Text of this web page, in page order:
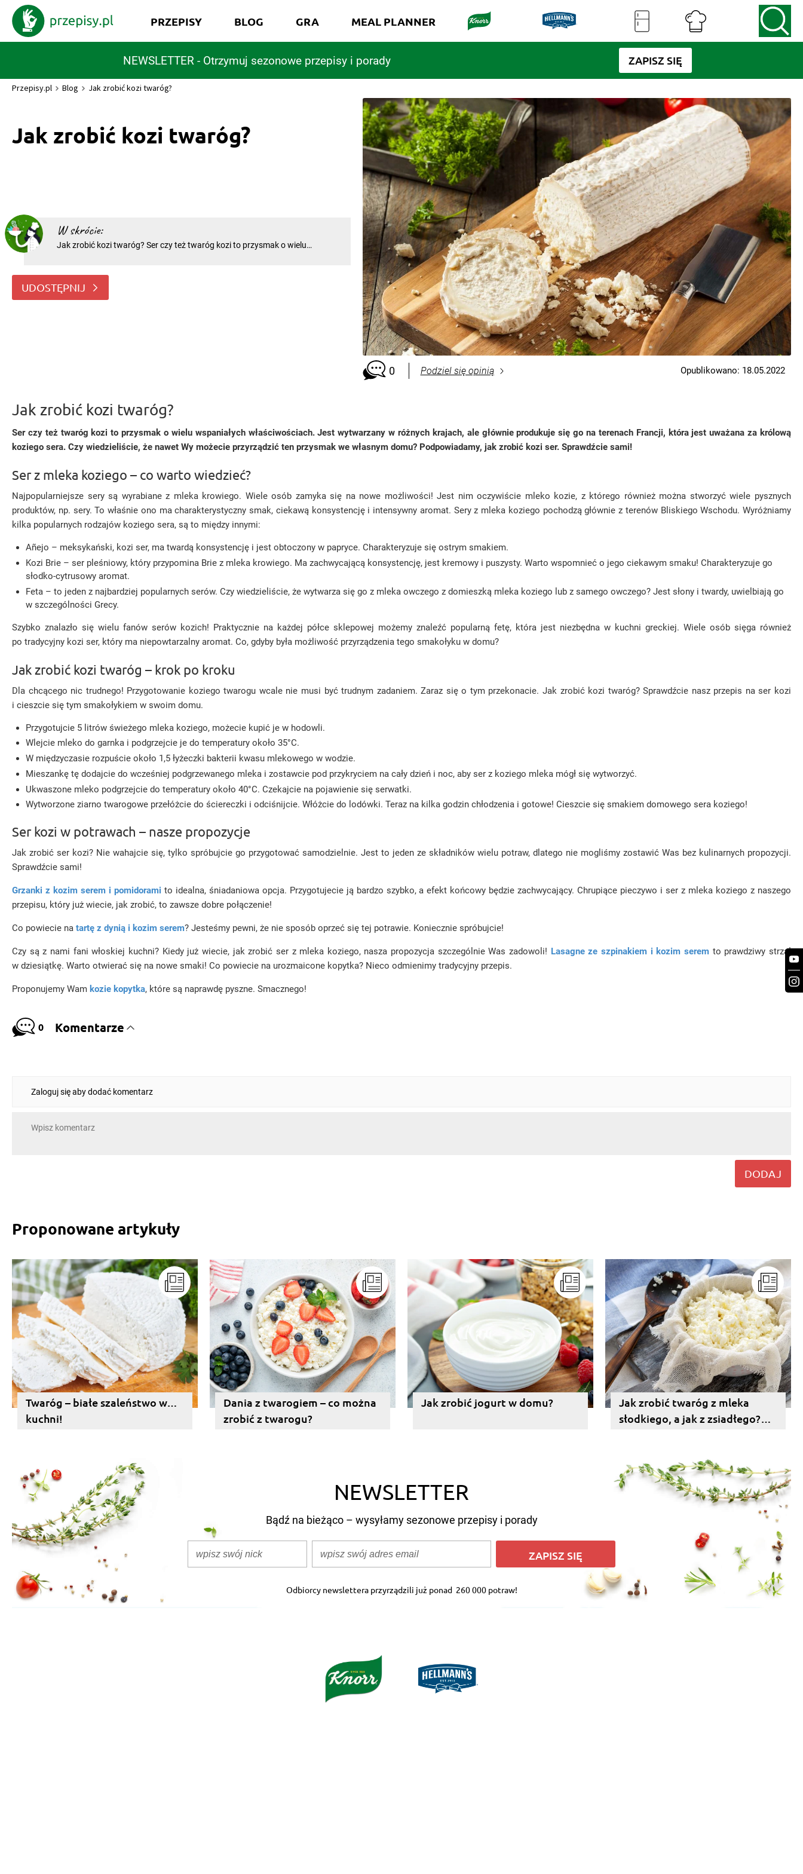
NEWSLETTER - Otrzymuj sezonowe przepisy i porady ZAPISZ SIĘ
PRZEPISY BLOG GRA MEAL PLANNER
Przepisy.pl Blog Jak zrobić kozi twaróg?
Jak zrobić kozi twaróg?
W skrócie:
Jak zrobić kozi twaróg? Ser czy też twaróg kozi to przysmak o wielu
koziego sera. Czy wiedzieliście, że nawet W
UDOSTĘPNIJ
0 Podziel się opinią Opublikowano: 18.05.2022
Jak zrobić kozi twaróg?
Ser czy też twaróg kozi to przysmak o wielu wspaniałych właściwościach. Jest wytwarzany w różnych krajach, ale głównie produkuje się go na terenach Francji, która jest uważana za królową
koziego sera. Czy wiedzieliście, że nawet Wy możecie przyrządzić ten przysmak we własnym domu? Podpowiadamy, jak zrobić kozi ser. Sprawdźcie sami!
Ser z mleka koziego – co warto wiedzieć?
Najpopularniejsze sery są wyrabiane z mleka krowiego. Wiele osób zamyka się na nowe możliwości! Jest nim oczywiście mleko kozie, z którego również można stworzyć wiele pysznych
produktów, np. sery. To właśnie ono ma charakterystyczny smak, ciekawą konsystencję i intensywny aromat. Sery z mleka koziego pochodzą głównie z terenów Bliskiego Wschodu. Wyróżniamy
kilka popularnych rodzajów koziego sera, są to między innymi:
Añejo – meksykański, kozi ser, ma twardą konsystencję i jest obtoczony w papryce. Charakteryzuje się ostrym smakiem.
Kozi Brie – ser pleśniowy, który przypomina Brie z mleka krowiego. Ma zachwycającą konsystencję, jest kremowy i puszysty. Warto wspomnieć o jego ciekawym smaku! Charakteryzuje go
słodko-cytrusowy aromat.
Feta – to jeden z najbardziej popularnych serów. Czy wiedzieliście, że wytwarza się go z mleka owczego z domieszką mleka koziego lub z samego owczego? Jest słony i twardy, uwielbiają go
w szczególności Grecy.
Szybko znalazło się wielu fanów serów kozich! Praktycznie na każdej półce sklepowej możemy znaleźć popularną fetę, która jest niezbędna w kuchni greckiej. Wiele osób sięga również
po tradycyjny kozi ser, który ma niepowtarzalny aromat. Co, gdyby była możliwość przyrządzenia tego smakołyku w domu?
Jak zrobić kozi twaróg – krok po kroku
Dla chcącego nic trudnego! Przygotowanie koziego twarogu wcale nie musi być trudnym zadaniem. Zaraz się o tym przekonacie. Jak zrobić kozi twaróg? Sprawdźcie nasz przepis na ser kozi
i cieszcie się tym smakołykiem w swoim domu.
Przygotujcie 5 litrów świeżego mleka koziego, możecie kupić je w hodowli.
Wlejcie mleko do garnka i podgrzejcie je do temperatury około 35°C.
W międzyczasie rozpuście około 1,5 łyżeczki bakterii kwasu mlekowego w wodzie.
Mieszankę tę dodajcie do wcześniej podgrzewanego mleka i zostawcie pod przykryciem na cały dzień i noc, aby ser z koziego mleka mógł się wytworzyć.
Ukwaszone mleko podgrzejcie do temperatury około 40°C. Czekajcie na pojawienie się serwatki.
Wytworzone ziarno twarogowe przełóżcie do ściereczki i odciśnijcie. Włóżcie do lodówki. Teraz na kilka godzin chłodzenia i gotowe! Cieszcie się smakiem domowego sera koziego!
Ser kozi w potrawach – nasze propozycje
Jak zrobić ser kozi? Nie wahajcie się, tylko spróbujcie go przygotować samodzielnie. Jest to jeden ze składników wielu potraw, dlatego nie mogliśmy zostawić Was bez kulinarnych propozycji.
Sprawdźcie sami!
Grzanki z kozim serem i pomidorami to idealna, śniadaniowa opcja. Przygotujecie ją bardzo szybko, a efekt końcowy będzie zachwycający. Chrupiące pieczywo i ser z mleka koziego z naszego
przepisu, który już wiecie, jak zrobić, to zawsze dobre połączenie!
Co powiecie na tartę z dynią i kozim serem? Jesteśmy pewni, że nie sposób oprzeć się tej potrawie. Koniecznie spróbujcie!
Czy są z nami fani włoskiej kuchni? Kiedy już wiecie, jak zrobić ser z mleka koziego, nasza propozycja szczególnie Was zadowoli! Lasagne ze szpinakiem i kozim serem to prawdziwy strzał
w dziesiątkę. Warto otwierać się na nowe smaki! Co powiecie na urozmaicone kopytka? Nieco odmienimy tradycyjny przepis.
Proponujemy Wam kozie kopytka, które są naprawdę pyszne. Smacznego!
0 Komentarze
Zaloguj się aby dodać komentarz
DODAJ
Proponowane artykuły
Twaróg – białe szaleństwo w…
kuchni!
Dania z twarogiem – co można
zrobić z twarogu?
Jak zrobić jogurt w domu?
Jak zrobić twaróg z mleka
słodkiego, a jak z zsiadłego?
NEWSLETTER
Bądź na bieżąco – wysyłamy sezonowe przepisy i porady
ZAPISZ SIĘ
Odbiorcy newslettera przyrządzili już ponad 260 000 potraw!